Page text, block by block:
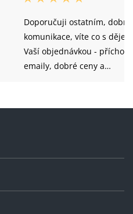
Doporučuji ostatním, dobrá
komunikace, víte co s děje s
Vaší objednávkou - příchozí
emaily, dobré ceny a